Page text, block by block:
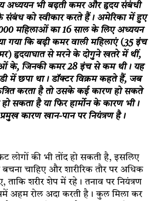
अध्ययन भी बढ़ती कमर और हृदय संबंधी
संबंध को स्वीकार करते हैं। अमेरिका में हुए
महिलाओं का 16 साल के लिए अध्ययन
गया कि बढ़ी कमर वाली महिलाएं (35 इंच
हृदयाघात से मरने के दोगुने खतरे में थीं,
के, जिनकी कमर 28 इंच से कम थी। यह
में छपा था। डॉक्टर विक्रम कहते हैं, जब
करता है तो उसके कई कारण हो सकते
सकता है या फिर हार्मोन के कारण भी।
कारण खान-पान पर नियंत्रण है।
लोगों की भी तोंद हो सकती है, इसलिए
चाहिए और शारीरिक तौर पर अधिक
ताकि शरीर शेप में रहे। तनाव पर नियंत्रण
अहम रोल अदा करती है। कुल मिला कर